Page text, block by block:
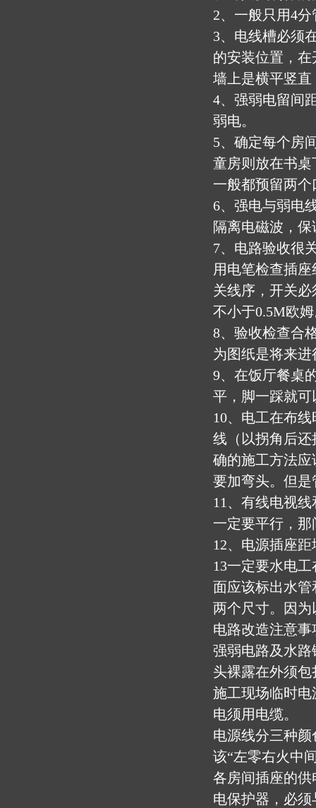
2、一般只用4分
3、电线槽必须
的安装位置，
墙上是横平竖
4、强弱电留间
弱电。
5、确定每个房
童房则放在书
一般都预留两
6、强电与弱电
隔离电磁波，
7、电路验收很
用电笔检查插
关线序，开关
不小于0.5M欧
8、验收检查合
为图纸是将来
9、在饭厅餐桌
平，脚一踩就
10、电工在布
线（以拐角后
确的施工方法
要加弯头。但
11、有线电视
一定要平行，那
12、电源插座
13一定要水电
面应该标出水
两个尺寸。因
电路改造注意事
强弱电路及水
头裸露在外须包
施工现场临时
电须用电缆。
电源线分三种
该“左零右火中
各房间插座的
电保护器，必